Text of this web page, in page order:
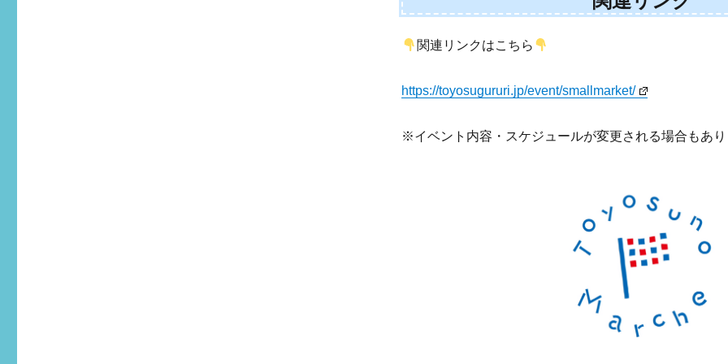
関連リンクはこちら
https://toyosugururi.jp/event/smallmarket/
※イベント内容・スケジュールが変更される場合もあ